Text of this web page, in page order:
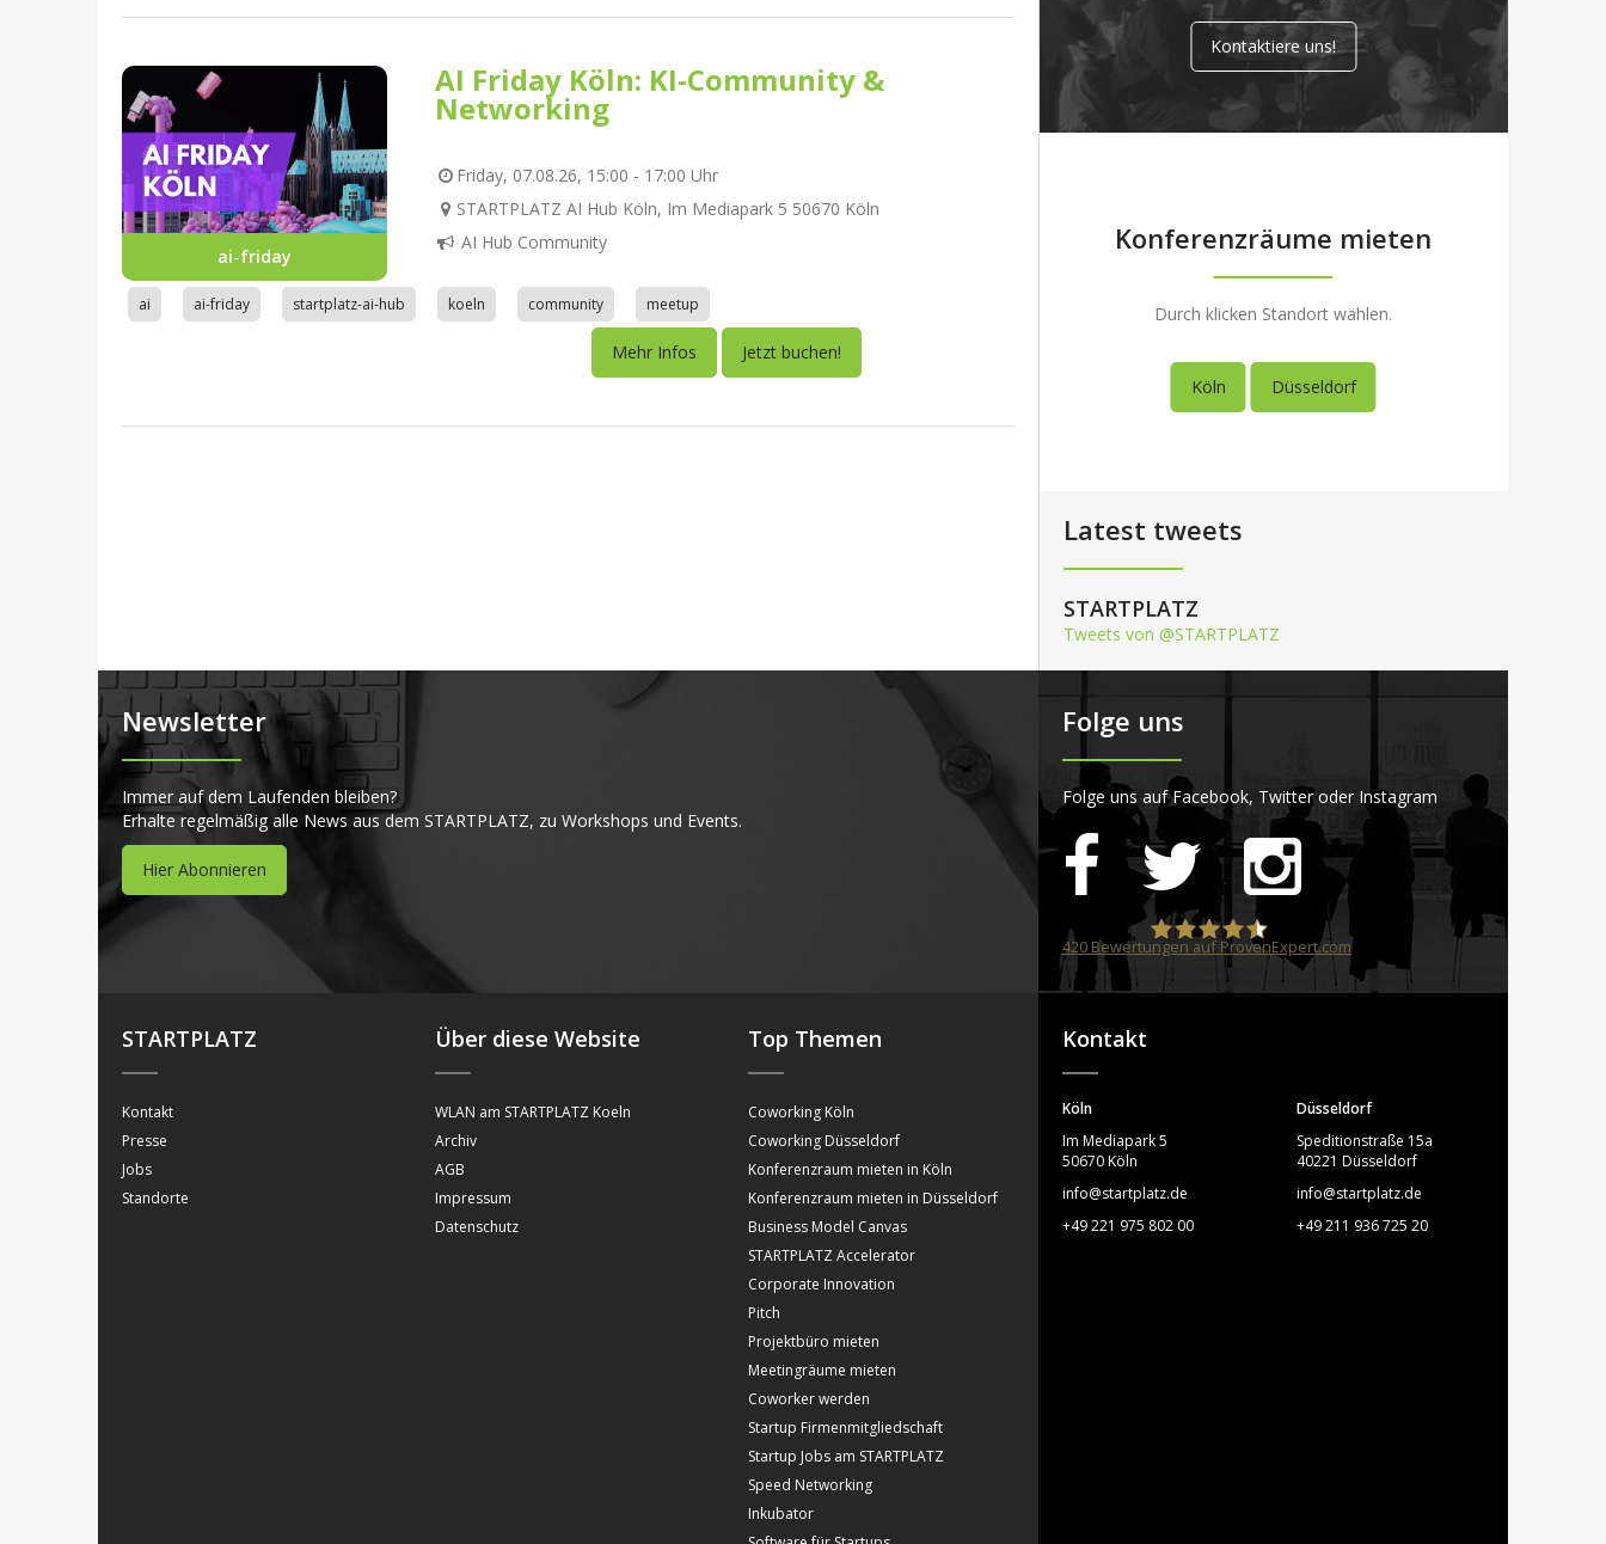
ai-friday
AI Friday Köln: KI-Community &
Networking
Friday, 07.08.26, 15:00 - 17:00 Uhr
STARTPLATZ AI Hub Köln, Im Mediapark 5 50670 Köln
AI Hub Community
ai ai-friday startplatz-ai-hub koeln community meetup
Mehr Infos Jetzt buchen!
Kontaktiere uns!
Konferenzräume mieten
Durch klicken Standort wählen.
Köln Düsseldorf
Latest tweets
STARTPLATZ
Tweets von @STARTPLATZ
Newsletter
Immer auf dem Laufenden bleiben?
Erhalte regelmäßig alle News aus dem STARTPLATZ, zu Workshops und Events.
Hier Abonnieren
Folge uns
Folge uns auf Facebook, Twitter oder Instagram
STARTPLATZ
420Bewertungen auf ProvenExpert.com
STARTPLATZ
Kontakt
Presse
Jobs
Standorte
Über diese Website
WLAN am STARTPLATZ Koeln
Archiv
AGB
Impressum
Datenschutz
Top Themen
Coworking Köln
Coworking Düsseldorf
Konferenzraum mieten in Köln
Konferenzraum mieten in Düsseldorf
Business Model Canvas
STARTPLATZ Accelerator
Corporate Innovation
Pitch
Projektbüro mieten
Meetingräume mieten
Coworker werden
Startup Firmenmitgliedschaft
Startup Jobs am STARTPLATZ
Speed Networking
Inkubator
Kontakt
Köln
Im Mediapark 5
50670 Köln
info@startplatz.de
+49 221 975 802 00
Düsseldorf
Speditionstraße 15a
40221 Düsseldorf
info@startplatz.de
+49 211 936 725 20